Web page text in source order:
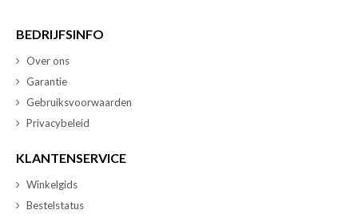
BEDRIJFSINFO
Over ons
Garantie
Gebruiksvoorwaarden
Privacybeleid
KLANTENSERVICE
Winkelgids
Bestelstatus